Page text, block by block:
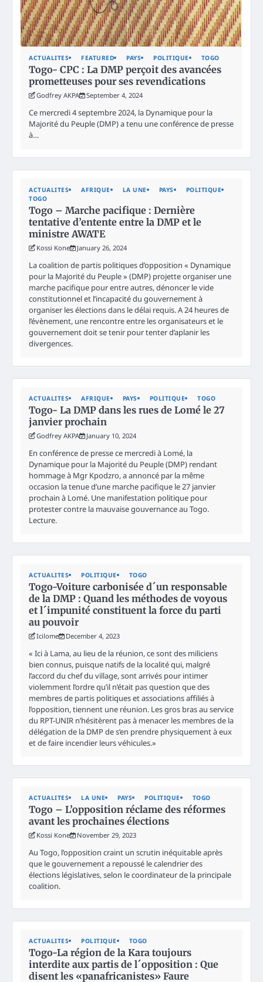
ACTUALITES FEATURED PAYS POLITIQUE TOGO
Togo- CPC : La DMP perçoit des avancées
prometteuses pour ses revendications
Godfrey AKPA September 4, 2024
Ce mercredi 4 septembre 2024, la Dynamique pour la
Majorité du Peuple (DMP) a tenu une conférence de presse
à…
ACTUALITES AFRIQUE LA UNE PAYS
POLITIQUE
TOGO
Togo – Marche pacifique : Dernière
tentative d’entente entre la DMP et le
ministre AWATE
Kossi Kone January 26, 2024
La coalition de partis politiques d’opposition « Dynamique
pour la Majorité du Peuple » (DMP) projette organiser une
marche pacifique pour entre autres, dénoncer le vide
constitutionnel et l’incapacité du gouvernement à
organiser les élections dans le délai requis. A 24 heures de
l’évènement, une rencontre entre les organisateurs et le
gouvernement doit se tenir pour tenter d’aplanir les
divergences.
ACTUALITES AFRIQUE PAYS POLITIQUE TOGO
Togo- La DMP dans les rues de Lomé le 27
janvier prochain
Godfrey AKPA January 10, 2024
En conférence de presse ce mercredi à Lomé, la
Dynamique pour la Majorité du Peuple (DMP) rendant
hommage à Mgr Kpodzro, a annoncé par la même
occasion la tenue d’une marche pacifique le 27 janvier
prochain à Lomé. Une manifestation politique pour
protester contre la mauvaise gouvernance au Togo.
Lecture.
ACTUALITES POLITIQUE TOGO
Togo-Voiture carbonisée d´un responsable
de la DMP : Quand les méthodes de voyous
et l´impunité constituent la force du parti
au pouvoir
Icilome December 4, 2023
« Ici à Lama, au lieu de la réunion, ce sont des miliciens
bien connus, puisque natifs de la localité qui, malgré
l’accord du chef du village, sont arrivés pour intimer
violemment l’ordre qu’il n’était pas question que des
membres de partis politiques et associations affiliés à
l’opposition, tiennent une réunion. Les gros bras au service
du RPT-UNIR n’hésitèrent pas à menacer les membres de la
délégation de la DMP de s’en prendre physiquement à eux
et de faire incendier leurs véhicules.»
ACTUALITES LA UNE PAYS POLITIQUE TOGO
Togo – L’opposition réclame des réformes
avant les prochaines élections
Kossi Kone November 29, 2023
Au Togo, l’opposition craint un scrutin inéquitable après
que le gouvernement a repoussé le calendrier des
élections législatives, selon le coordinateur de la principale
coalition.
ACTUALITES POLITIQUE TOGO
Togo-La région de la Kara toujours
interdite aux partis de l´opposition : Que
disent les «panafricanistes» Faure